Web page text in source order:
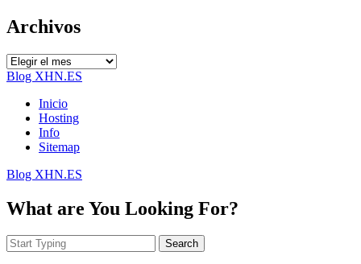
Archivos
Archivos
Blog XHN.ES
Inicio
Hosting
Info
Sitemap
Blog XHN.ES
What are You Looking For?
Search